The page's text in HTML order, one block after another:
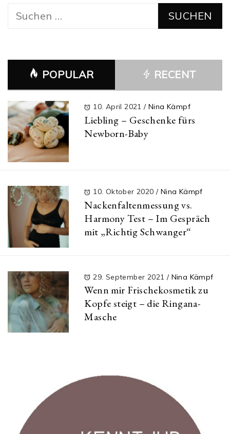
Suchen
POPULAR RECENT
10. April 2021/ Nina Kämpf
Liebling – Geschenke fürs
Newborn-Baby
10. Oktober 2020 / Nina Kämpf
Nackenfaltenmessung vs.
Harmony Test – Im Gespräch
mit „Richtig Schwanger“
29. September 2021 / Nina Kämpf
Wenn mir Frischekosmetik zu
Kopfe steigt – die Ringana-
Masche